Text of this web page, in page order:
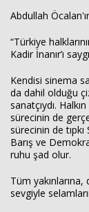
Abdullah
“Türkiye
Kadir İnanır’ı
Kendisi sinema
da dahil olduğu
sanatçıydı.
sürecinin de
sürecinin de
Barış ve
ruhu şad olur.
Tüm yakınlarına,
sevgiyle